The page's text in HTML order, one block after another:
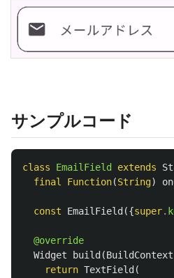
サンプルコード
class EmailField extends
final
Function(String)
const EmailField ({super.
@override
Widget
build (BuildContext
return TextField (